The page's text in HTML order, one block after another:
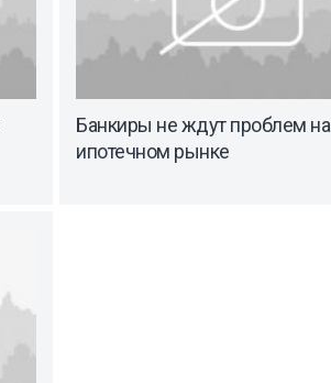
Банкиры не ждут проблем на
ипотечном рынке